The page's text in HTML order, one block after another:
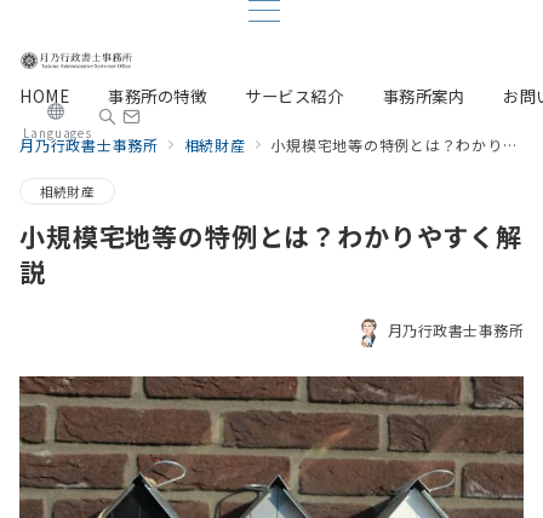
Languages
HOME 事務所の特徴 サービス紹介 事務所案内 お問
月乃行政書士事務所 相続財産 小規模宅地等の特例とは？わかりやすく解説
相続財産
小規模宅地等の特例とは？わかりやすく解
説
月乃行政書士事務所